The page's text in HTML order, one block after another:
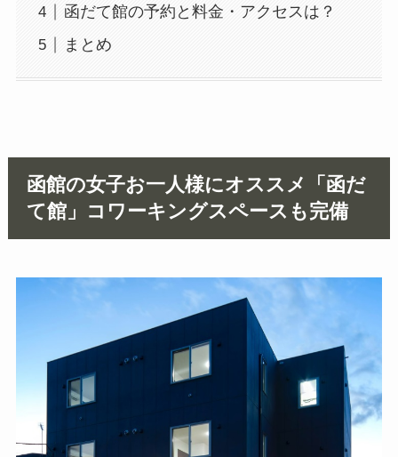
函だて館の予約と料金・アクセスは？
まとめ
函館の女子お一人様にオススメ「函だ
て館」コワーキングスペースも完備